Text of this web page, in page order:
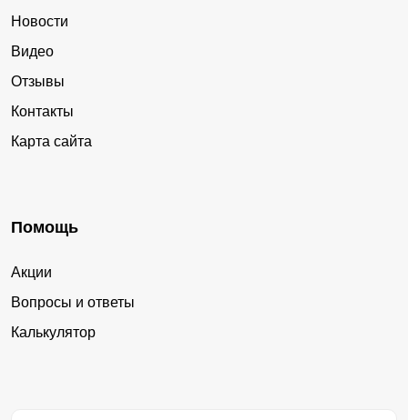
Новости
Видео
Отзывы
Контакты
Карта сайта
Помощь
Акции
Вопросы и ответы
Калькулятор